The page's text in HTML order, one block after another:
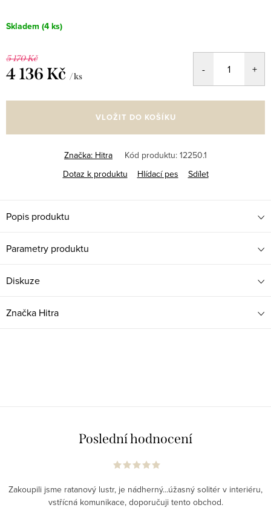
Skladem (4 ks)
5 170 Kč
4 136 Kč / ks
cena:
VLOŽIT DO KOŠÍKU
Značka: Hitra Kód produktu: 12250.1
Dotaz k produktu
Hlídací pes Sdílet
Popis produktu
Parametry produktu
Diskuze
Značka Hitra
Poslední hodnocení
Zakoupili jsme ratanový lustr, je nádherný...úžasný solitér v interiéru,
vstřícná komunikace, doporučuji tento obchod.